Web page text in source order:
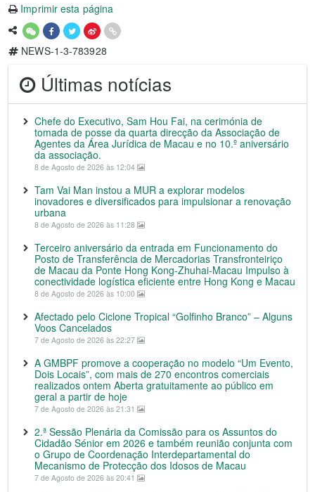
Imprimir esta página
NEWS-1-3-783928
Últimas notícias
Chefe do Executivo, Sam Hou Fai, na cerimónia de
tomada de posse da quarta direcção da Associação de
Agentes da Área Jurídica de Macau e no 10.º aniversário
da associação.
8 de Agosto de 2026 às 12:04
Tam Vai Man instou a MUR a explorar modelos
inovadores e diversificados para impulsionar a renovação
urbana
8 de Agosto de 2026 às 11:28
Terceiro aniversário da entrada em Funcionamento do
Posto de Transferência de Mercadorias Transfronteiriço
de Macau da Ponte Hong Kong-Zhuhai-Macau Impulso à
conectividade logística eficiente entre Hong Kong e Macau
8 de Agosto de 2026 às 10:00
Afectado pelo Ciclone Tropical “Golfinho Branco” – Alguns
Voos Cancelados
7 de Agosto de 2026 às 22:27
A GMBPF promove a cooperação no modelo “Um Evento,
Dois Locais”, com mais de 270 encontros comerciais
realizados ontem Aberta gratuitamente ao público em
geral a partir de hoje
7 de Agosto de 2026 às 21:31
2.ª Sessão Plenária da Comissão para os Assuntos do
Cidadão Sénior em 2026 e também reunião conjunta com
o Grupo de Coordenação Interdepartamental do
Mecanismo de Protecção dos Idosos de Macau
7 de Agosto de 2026 às 20:41